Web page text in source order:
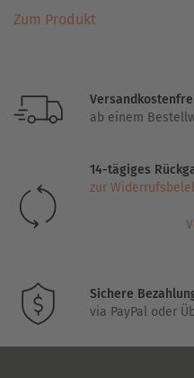
Zum ProduktProdukt
auf.
können
auf
ab einem
14-tägiges
zur
Sichere
via PayPal oder